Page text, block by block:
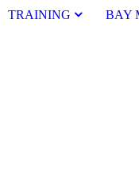
TRAINING BAY